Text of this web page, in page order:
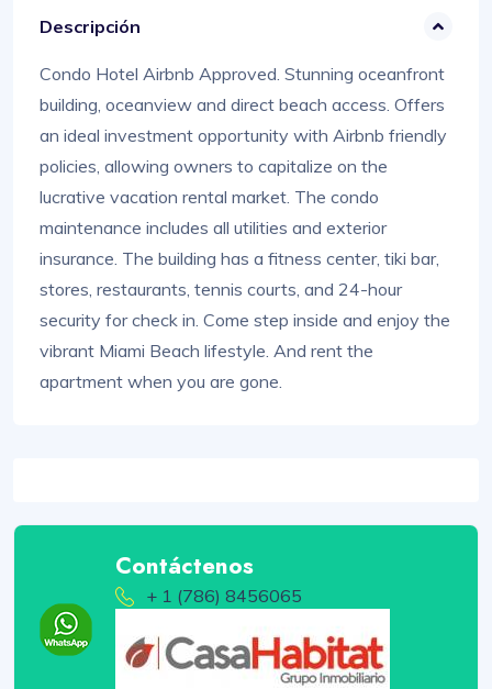
Descripción
Condo Hotel Airbnb Approved. Stunning oceanfront
building, oceanview and direct beach access. Offers
an ideal investment opportunity with Airbnb friendly
policies, allowing owners to capitalize on the
lucrative vacation rental market. The condo
maintenance includes all utilities and exterior
insurance. The building has a fitness center, tiki bar,
stores, restaurants, tennis courts, and 24-hour
security for check in. Come step inside and enjoy the
vibrant Miami Beach lifestyle. And rent the
apartment when you are gone.
Contáctenos
+ 1 (786) 8456065